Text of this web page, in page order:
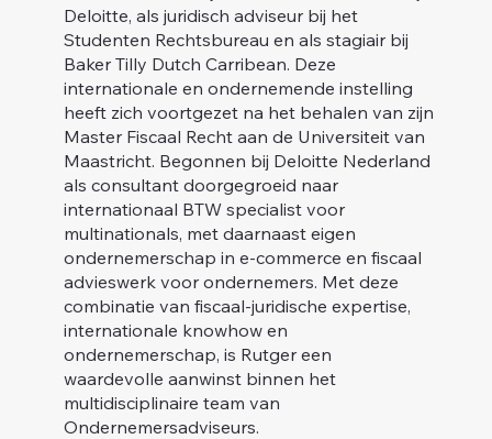
Deloitte, als juridisch adviseur bij het
Studenten Rechtsbureau en als stagiair bij
Baker Tilly Dutch Carribean. Deze
internationale en ondernemende instelling
heeft zich voortgezet na het behalen van zijn
Master Fiscaal Recht aan de Universiteit van
Maastricht. Begonnen bij Deloitte Nederland
als consultant doorgegroeid naar
internationaal BTW specialist voor
multinationals, met daarnaast eigen
ondernemerschap in e-commerce en fiscaal
advieswerk voor ondernemers. Met deze
combinatie van fiscaal-juridische expertise,
internationale knowhow en
ondernemerschap, is Rutger een
waardevolle aanwinst binnen het
multidisciplinaire team van
Ondernemersadviseurs.